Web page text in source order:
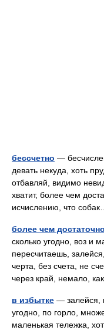
бессчетно —
девать некуда, хоть
отбавляй, видимо
хватит, более чем
исчислению, что
более чем достаточно
сколько угодно, воз и
пересчитаешь,
черта, без счета, не
через край, немало,
в избытке — залейся,
угодно, по горло,
маленькая тележка,